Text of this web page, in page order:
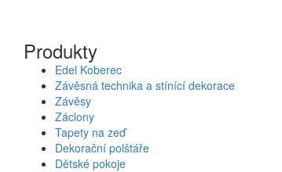
Produkty
Edel Koberec
Závěsná technika a stínící dekorace
Závěsy
Záclony
Tapety na zeď
Dekorační polštáře
Dětské pokoje